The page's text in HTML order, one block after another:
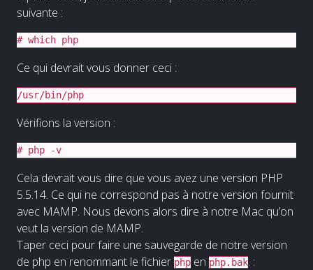
suivante :
# which php
Ce qui devrait vous donner ceci :
/usr/bin/php
Vérifions la version :
# php -v
Cela devrait vous dire que vous avez une version PHP
5.5.14. Ce qui ne correspond pas à notre version fournit
avec MAMP. Nous devons alors dire à notre Mac qu’on
veut la version de MAMP.
Taper ceci pour faire une sauvegarde de notre version
de php en renommant le fichier php en php.bak. :